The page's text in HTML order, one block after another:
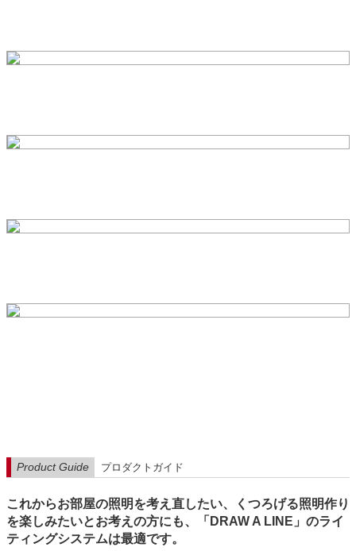
Product Guide プロダクトガイド
これからお部屋の照明を考え直したい、くつろげる照明作り
を楽しみたいとお考えの方にも、「DRAW A LINE」のライ
ティングシステムは最適です。